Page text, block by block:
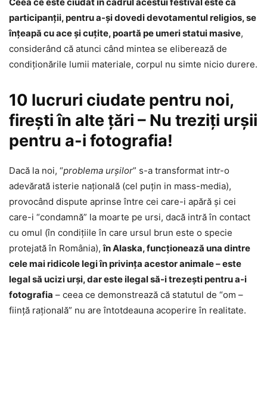
participanţii, pentru a-şi dovedi devotamentul religios, se
înțeapă cu ace şi cuțite, poartă pe umeri statui masive,
considerând că atunci când mintea se eliberează de
condiţionările lumii materiale, corpul nu simte nicio durere.
10 lucruri ciudate pentru noi,
fireşti în alte ţări – Nu treziţi urşii
pentru a-i fotografia!
Dacă la noi, “problema urşilor” s-a transformat intr-o
adevărată isterie naţională (cel puţin in mass-media),
provocând dispute aprinse între cei care-i apără şi cei
care-i “condamnă” la moarte pe ursi, dacă intră în contact
cu omul (în condiţiile în care ursul brun este o specie
protejată în România),în Alaska, funcţionează una dintre
cele mai ridicole legi în privinţa acestor animale – este
legal să ucizi urşi, dar este ilegal să-i trezeşti pentru a-i
fotografia – ceea ce demonstrează că statutul de “om –
fiinţă raţională” nu are întotdeauna acoperire în realitate.